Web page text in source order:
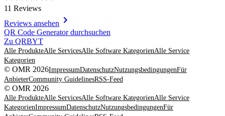
11 Reviews
Reviews ansehen
Item
1
of
8
QR Code Generator durchsuchen
Zu QRBYT
Alle ProdukteAlle ServicesAlle Software KategorienAlle Service
Kategorien
© OMR 2026ImpressumDatenschutzNutzungsbedingungenFür
AnbieterCommunity GuidelinesRSS-Feed
© OMR 2026
Alle ProdukteAlle ServicesAlle Software KategorienAlle Service
KategorienImpressumDatenschutzNutzungsbedingungenFür